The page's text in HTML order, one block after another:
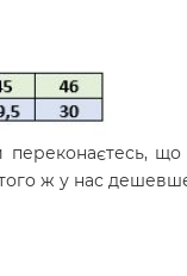
переконаєтесь, що
ж у нас